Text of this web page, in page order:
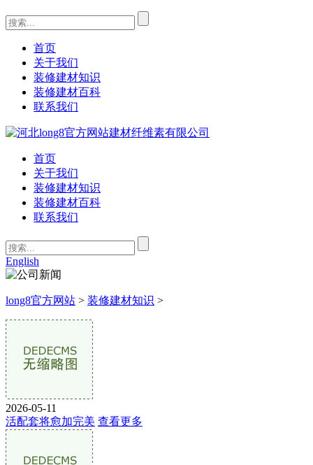
首页
关于我们
装修建材知识
装修建材百科
联系我们
首页
关于我们
装修建材知识
装修建材百科
联系我们
English
long8官方网站 > 装修建材知识 >
2026-05-11
活配套将愈加完美 查看更多